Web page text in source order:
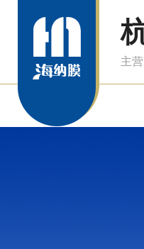
主